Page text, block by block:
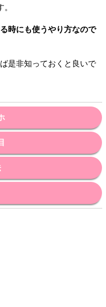
時にも使うやり方なので
是非知っておくと良いで